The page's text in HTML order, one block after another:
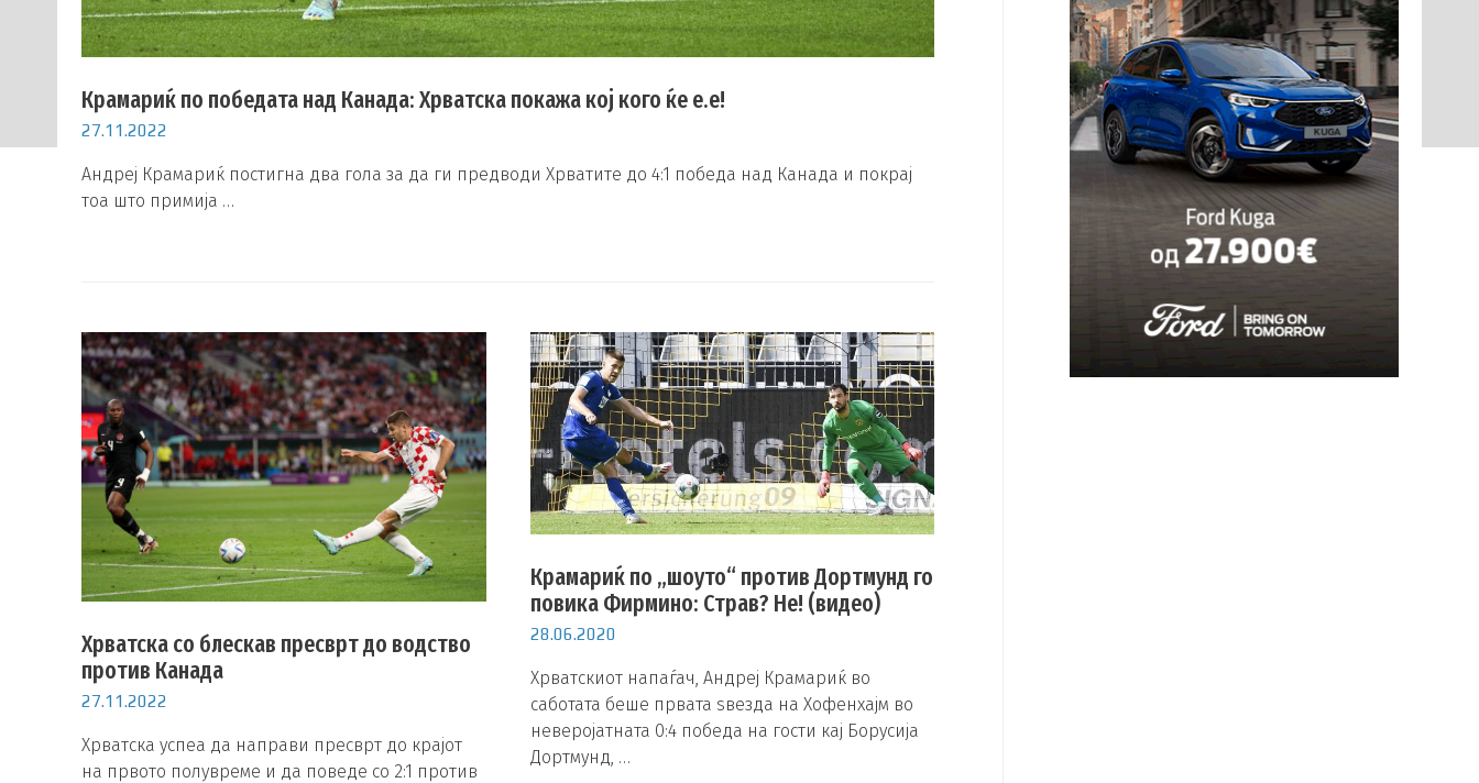
Крамариќ по победата над Канада: Хрватска покажа кој кого ќе е.е!
27.11.2022
Андреј Крамариќ постигна два гола за да ги предводи Хрватите до 4:1 победа над Канада и покрај
тоа што примија …
Хрватска со блескав пресврт до водство
против Канада
27.11.2022
Хрватска успеа да направи пресврт до крајот
на првото полувреме и да поведе со 2:1 против
Крамариќ по „шоуто“ против Дортмунд го
повика Фирмино: Страв? Не! (видео)
28.06.2020
Хрватскиот напаѓач, Андреј Крамариќ во
саботата беше првата ѕвезда на Хофенхајм во
неверојатната 0:4 победа на гости кај Борусија
Дортмунд, …